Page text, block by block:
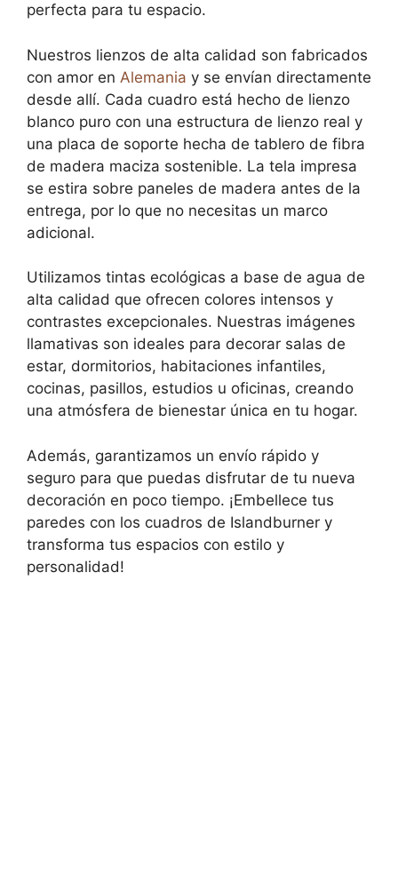
perfecta para tu espacio.
Nuestros lienzos de alta calidad son fabricados
con amor en Alemania y se envían directamente
desde allí. Cada cuadro está hecho de lienzo
blanco puro con una estructura de lienzo real y
una placa de soporte hecha de tablero de fibra
de madera maciza sostenible. La tela impresa
se estira sobre paneles de madera antes de la
entrega, por lo que no necesitas un marco
adicional.
Utilizamos tintas ecológicas a base de agua de
alta calidad que ofrecen colores intensos y
contrastes excepcionales. Nuestras imágenes
llamativas son ideales para decorar salas de
estar, dormitorios, habitaciones infantiles,
cocinas, pasillos, estudios u oficinas, creando
una atmósfera de bienestar única en tu hogar.
Además, garantizamos un envío rápido y
seguro para que puedas disfrutar de tu nueva
decoración en poco tiempo. ¡Embellece tus
paredes con los cuadros de Islandburner y
transforma tus espacios con estilo y
personalidad!